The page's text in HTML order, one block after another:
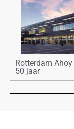
Rotterdam
50 jaar